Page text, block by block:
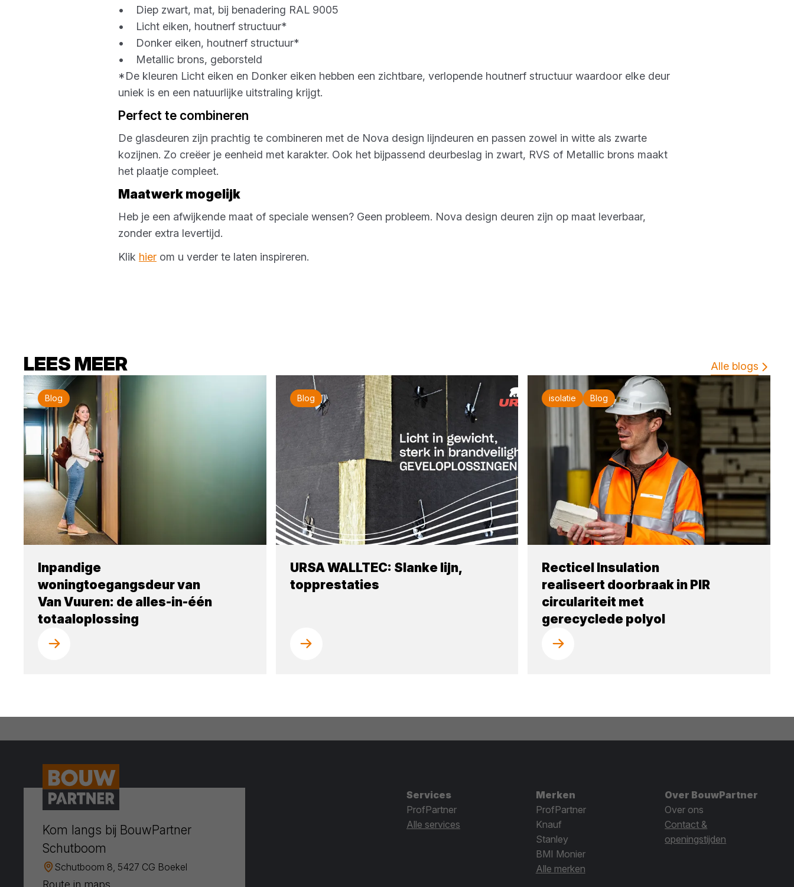
• Diep zwart, mat, bij benadering RAL 9005
• Licht eiken, houtnerf structuur*
• Donker eiken, houtnerf structuur*
• Metallic brons, geborsteld
*De kleuren Licht eiken en Donker eiken hebben een zichtbare, verlopende houtnerf structuur waardoor elke deur
uniek is en een natuurlijke uitstraling krijgt.
Perfect te combineren
De glasdeuren zijn prachtig te combineren met de Nova design lijndeuren en passen zowel in witte als zwarte
kozijnen. Zo creëer je eenheid met karakter. Ook het bijpassend deurbeslag in zwart, RVS of Metallic brons maakt
het plaatje compleet.
Maatwerk mogelijk
Heb je een afwijkende maat of speciale wensen? Geen probleem. Nova design deuren zijn op maat leverbaar,
zonder extra levertijd.
Klik hier om u verder te laten inspireren.
LEES MEER Alle blogs
Blog
Inpandige
woningtoegangsdeur van
Van Vuuren: de alles-in-één
totaaloplossing
Blog
URSA WALLTEC: Slanke lijn,
topprestaties
isolatie Blog
Recticel Insulation
realiseert doorbraak in PIR
circulariteit met
gerecyclede polyol
Kom langs bij BouwPartner
Schutboom
Schutboom 8, 5427 CG Boekel
Route in maps
Services
ProfPartner
Alle services
Merken
ProfPartner
Knauf
Stanley
BMI Monier
Alle merken
Over BouwPartner
Over ons
Contact &
openingstijden